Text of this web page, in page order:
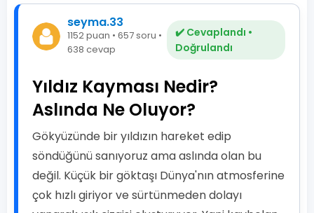
seyma.33
1152 puan • 657 soru •
638 cevap
✔️ Cevaplandı •
Doğrulandı
Yıldız Kayması Nedir?
Aslında Ne Oluyor?
Gökyüzünde bir yıldızın hareket edip
söndüğünü sanıyoruz ama aslında olan bu
değil. Küçük bir göktaşı Dünya'nın atmosferine
çok hızlı giriyor ve sürtünmeden dolayı